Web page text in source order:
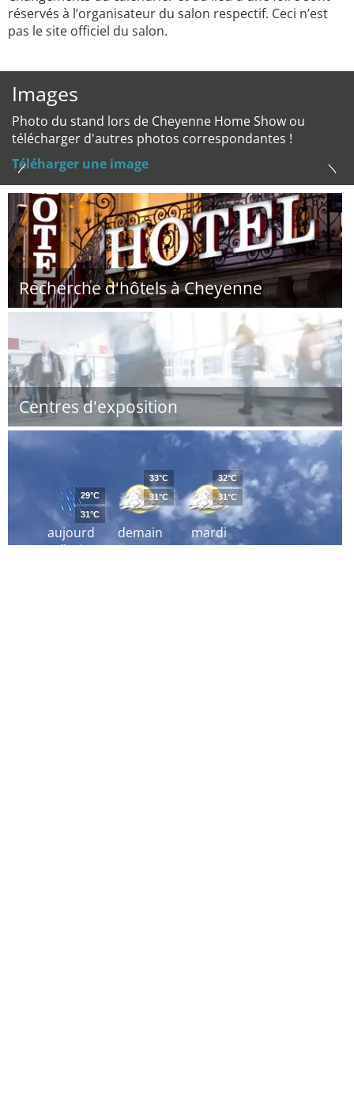
réservés à l’organisateur du salon respectif. Ceci n’est
pas le site officiel du salon.
Images
Photo du stand lors de Cheyenne Home Show ou
télécharger d'autres photos correspondantes !
Téléharger une image
Recherche d'hôtels à Cheyenne
Centres d'exposition
aujourd
´hui
29°C
31°C
demain
33°C
31°C
mardi
32°C
31°C